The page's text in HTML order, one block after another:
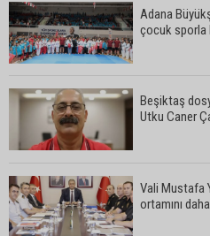
Adana
çocuk sporla
Beşiktaş
Utku Caner
Vali Mustafa
ortamını